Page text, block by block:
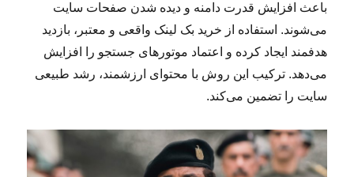
باعث افزایش قدرت دامنه و دیده شدن صفحات سایت
می‌شوند. استفاده از خرید بک لینک واقعی و معتبر، بازدید
هدفمند ایجاد کرده و اعتماد موتورهای جستجو را افزایش
می‌دهد. ترکیب این روش با محتوای ارزشمند، رشد طبیعی
سایت را تضمین می‌کند.